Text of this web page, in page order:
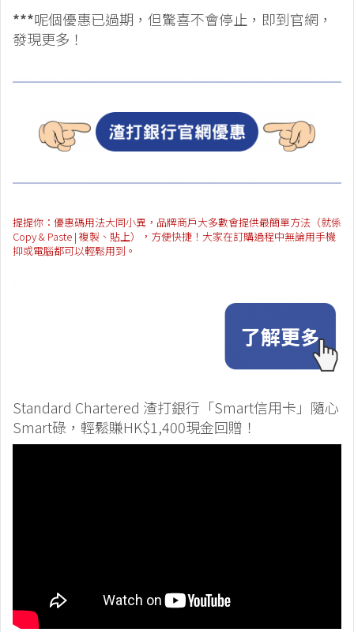
***呢個優惠已過期，但驚喜不會停止，即到官網，
發現更多！
提提你：優惠碼用法大同小異，品牌商戶大多數會提供最簡單方法（就係
Copy & Paste | 複製、貼上），方便快捷！大家在訂購過程中無論用手機
抑或電腦都可以輕鬆用到。
Standard Chartered 渣打銀行「Smart信用卡」隨心
Smart碌，輕鬆賺HK$1,400現金回贈！